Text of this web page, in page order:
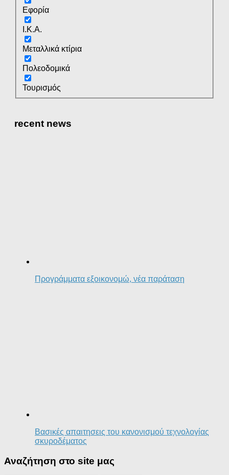
Εφορία
Ι.Κ.Α.
Μεταλλικά κτίρια
Πολεοδομικά
Τουρισμός
recent news
Προγράμματα εξοικονομώ, νέα παράταση
Βασικές απαιτησεις του κανονισμού τεχνολογίας
σκυροδέματος
Αναζήτηση στο site μας